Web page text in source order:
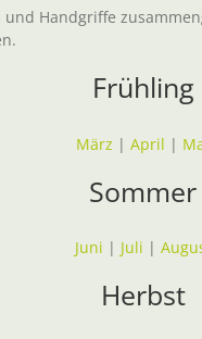
Handgriffe
Frühling
März | April |
Sommer
Juni | Juli |
Herbst